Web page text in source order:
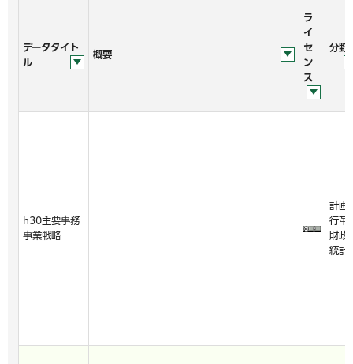
データタイト
ル
概要
ラ
イ
セ
ン
ス
分野
h30主要事務
事業戦略
計画
行革
財政
統計